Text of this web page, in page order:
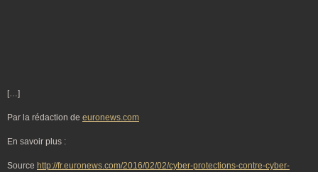
[…]
Par la rédaction de euronews.com
En savoir plus :
Source http://fr.euronews.com/2016/02/02/cyber-protections-contre-cyber-